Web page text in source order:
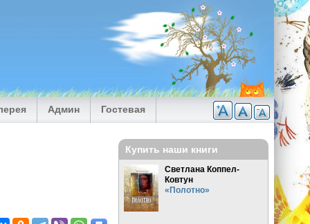
Админ Гостевая
Купить наши книги
Светлана Коппел-
Ковтун
«Полотно»